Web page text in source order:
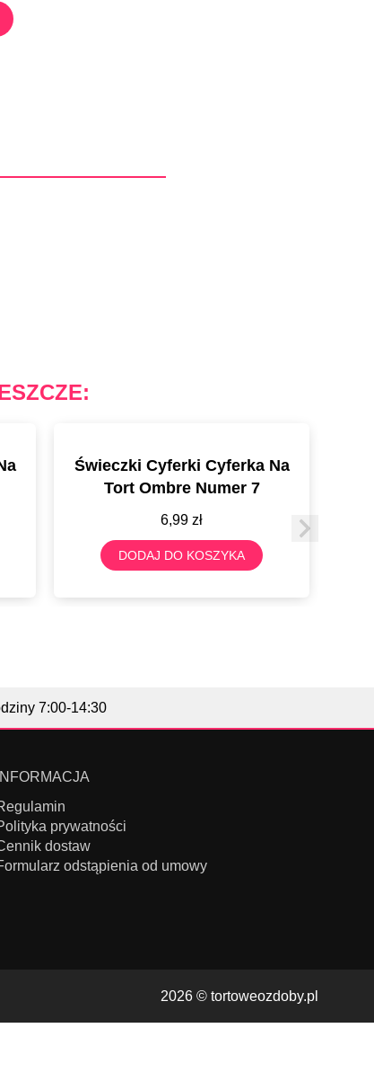
Świeczki Cyferki Cyferka Na
Tort Ombre Numer 7
6,99 zł
DODAJ DO KOSZYKA
7:00-14:30
INFORMACJA
prywatności
dostaw
odstąpienia od umowy
2026 © tortoweozdoby.pl